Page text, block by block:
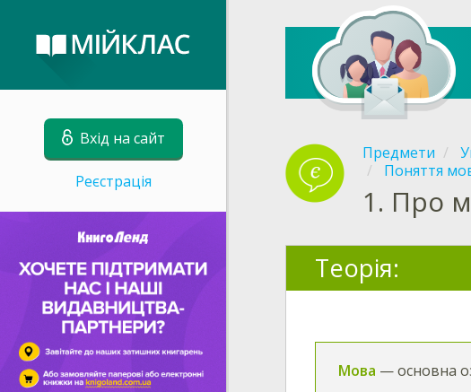
Вхід на сайт
Реєстрація
Предмети
Поняття
1. Про
Теорія:
Мова — основна